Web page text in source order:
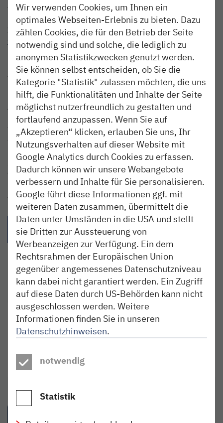
vereinbart werden.
Informationen
www.mennokate.de
(04531) 800767
Altfresenburg 1
23843 Bad Oldesloe
Anreise
Mit der nordbahn bequem zur Haltestelle Bad Oldesloe
fahren. Vom Bahnhof zur Menno-Kate kommst du mit
dem Rad in nur acht Minuten. Alternativ fährst du mit der
Buslinie 8145 oder 8146 Richtung Sühlen bis zur Station
„Bad Oldesloe, Bei der Mennokate“. Von der Station sind
es nur noch acht Minuten zu Fuß bis zur Mennokate.
Teilen:
{{Link öffnet facebook teilen in neuem
{{Link öffnet twitter teilen in neuem
{{Link öffnet whatsapp teilen in
{{per E-Mail teilen}} -
TICKETS KAUFEN
Alle Kaufmöglichkeiten online und vor Ort
mehr
Wir verwenden Cookies, um Ihnen ein
optimales Webseiten-Erlebnis zu bieten. Dazu
zählen Cookies, die für den Betrieb der Seite
notwendig sind und solche, die lediglich zu
anonymen Statistikzwecken genutzt werden.
Sie können selbst entscheiden, ob Sie die
Kategorie "Statistik" zulassen möchten, die uns
hilft, die Funktionalitäten und Inhalte der Seite
möglichst nutzerfreundlich zu gestalten und
fortlaufend anzupassen. Wenn Sie auf
„Akzeptieren“ klicken, erlauben Sie uns, Ihr
Nutzungsverhalten auf dieser Website mit
Google Analytics durch Cookies zu erfassen.
Dadurch können wir unsere Webangebote
verbessern und Inhalte für Sie personalisieren.
Google führt diese Informationen ggf. mit
weiteren Daten zusammen, übermittelt die
Daten unter Umständen in die USA und stellt
sie Dritten zur Aussteuerung von
Werbeanzeigen zur Verfügung. Ein dem
Rechtsrahmen der Europäischen Union
gegenüber angemessenes Datenschutzniveau
kann dabei nicht garantiert werden. Ein Zugriff
auf diese Daten durch US-Behörden kann nicht
ausgeschlossen werden. Weitere
Informationen finden Sie in unseren
Datenschutzhinweisen.
notwendig
Statistik